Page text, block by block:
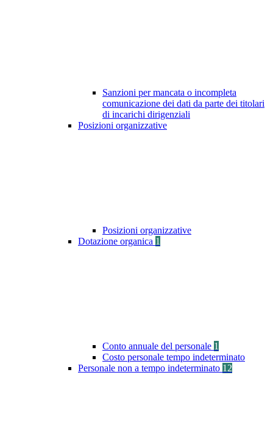
Sanzioni per mancata o incompleta
comunicazione dei dati da parte dei titolari
di incarichi dirigenziali
Posizioni organizzative
Posizioni organizzative
Dotazione organica 1
Conto annuale del personale 1
Costo personale tempo indeterminato
Personale non a tempo indeterminato 12